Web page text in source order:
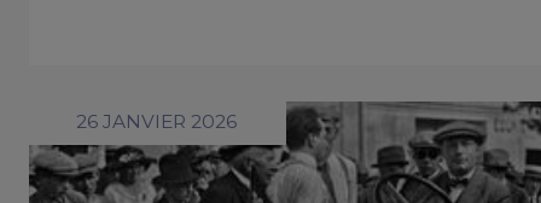
26 JANVIER 2026